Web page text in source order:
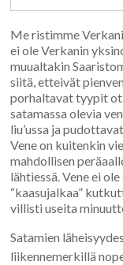
Me ristimme
ei ole Verkanin
muualtakin
siitä, etteivät
porhaltavat tyypit
satamassa olevia
liu’ussa ja
Vene on kuitenkin
mahdollisen
lähtiessä. Vene ei
“kaasujalkaa”
villisti useita
Satamien
liikennemerkillä